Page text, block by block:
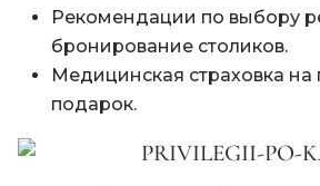
Рекомендации по выбору
бронирование столиков.
Медицинская страховка на
подарок.